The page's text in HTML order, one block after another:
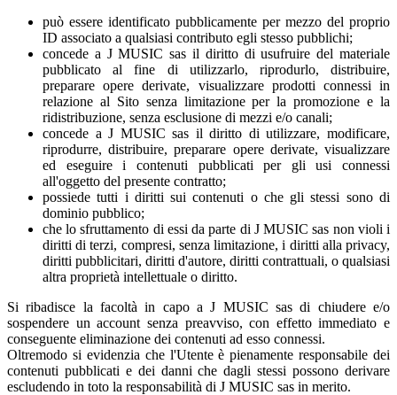
può essere identificato pubblicamente per mezzo del proprio
ID associato a qualsiasi contributo egli stesso pubblichi;
concede a J MUSIC sas il diritto di usufruire del materiale
pubblicato al fine di utilizzarlo, riprodurlo, distribuire,
preparare opere derivate, visualizzare prodotti connessi in
relazione al Sito senza limitazione per la promozione e la
ridistribuzione, senza esclusione di mezzi e/o canali;
concede a J MUSIC sas il diritto di utilizzare, modificare,
riprodurre, distribuire, preparare opere derivate, visualizzare
ed eseguire i contenuti pubblicati per gli usi connessi
all'oggetto del presente contratto;
possiede tutti i diritti sui contenuti o che gli stessi sono di
dominio pubblico;
che lo sfruttamento di essi da parte di J MUSIC sas non violi i
diritti di terzi, compresi, senza limitazione, i diritti alla privacy,
diritti pubblicitari, diritti d'autore, diritti contrattuali, o qualsiasi
altra proprietà intellettuale o diritto.
Si ribadisce la facoltà in capo a J MUSIC sas di chiudere e/o
sospendere un account senza preavviso, con effetto immediato e
conseguente eliminazione dei contenuti ad esso connessi.
Oltremodo si evidenzia che l'Utente è pienamente responsabile dei
contenuti pubblicati e dei danni che dagli stessi possono derivare
escludendo in toto la responsabilità di J MUSIC sas in merito.